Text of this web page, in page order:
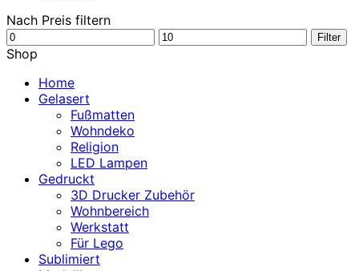
Nach Preis filtern
Min.
Preis
Max.
Filter
Shop
Home
Gelasert
Fußmatten
Wohndeko
Religion
LED Lampen
Gedruckt
3D Drucker Zubehör
Wohnbereich
Werkstatt
Für Lego
Sublimiert